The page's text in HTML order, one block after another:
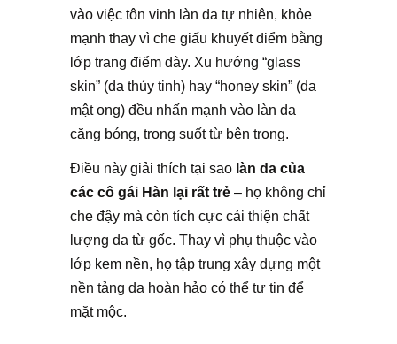
vào việc tôn vinh làn da tự nhiên, khỏe
mạnh thay vì che giấu khuyết điểm bằng
lớp trang điểm dày. Xu hướng “glass
skin” (da thủy tinh) hay “honey skin” (da
mật ong) đều nhấn mạnh vào làn da
căng bóng, trong suốt từ bên trong.
Điều này giải thích tại sao làn da của
các cô gái Hàn lại rất trẻ – họ không chỉ
che đậy mà còn tích cực cải thiện chất
lượng da từ gốc. Thay vì phụ thuộc vào
lớp kem nền, họ tập trung xây dựng một
nền tảng da hoàn hảo có thể tự tin để
mặt mộc.